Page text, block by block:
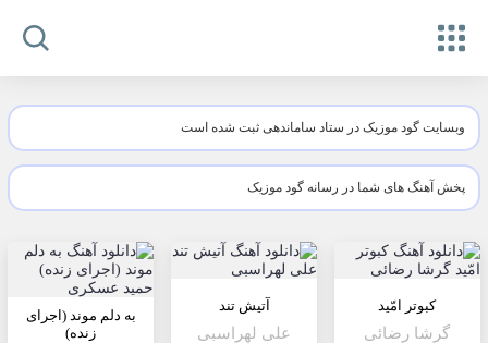
وبسایت گود موزیک در ستاد ساماندهی ثبت شده است
پخش آهنگ های شما در رسانه گود موزیک
کبوتر امّید
گرشا رضائی
آتیش تند
علی لهراسبی
به دلم موند (اجرای
زنده)